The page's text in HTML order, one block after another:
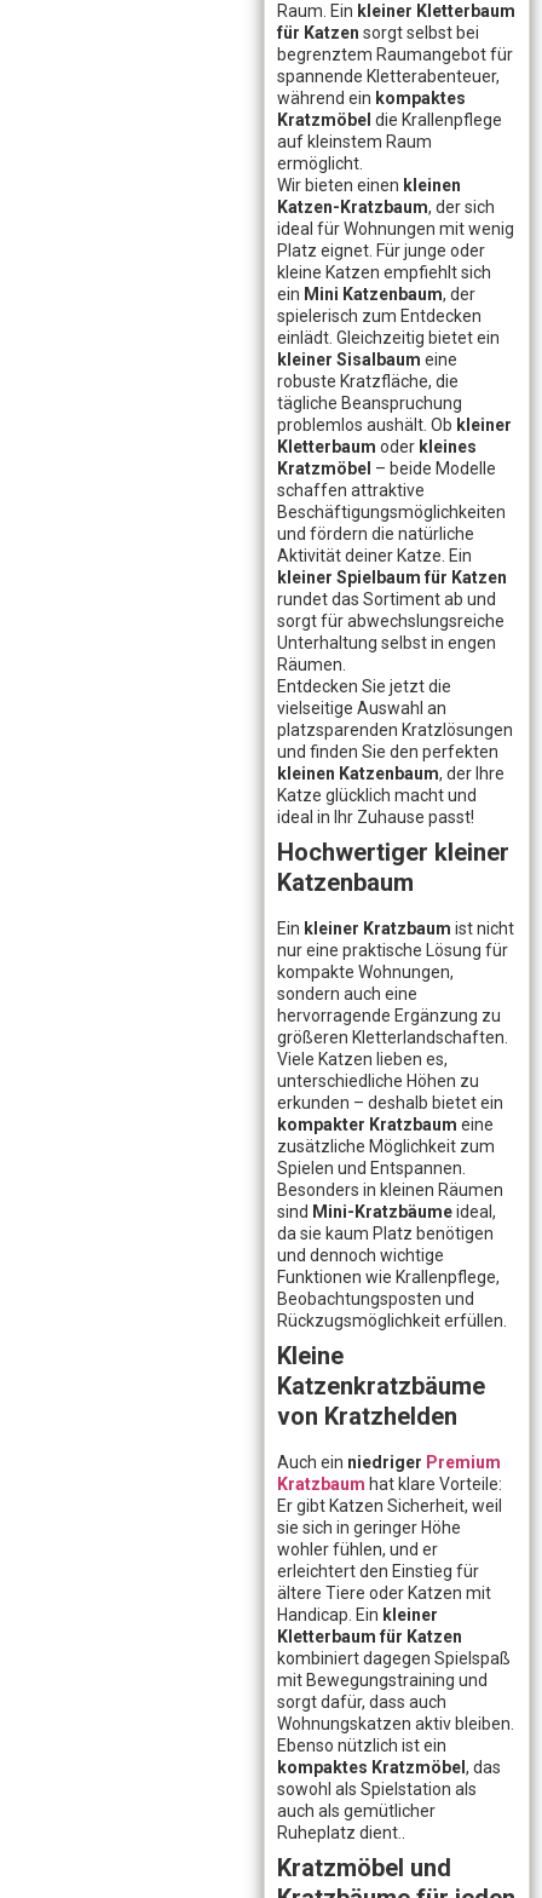
Raum. Ein kleiner Kletterbaum
für Katzen sorgt selbst bei
begrenztem Raumangebot für
spannende Kletterabenteuer,
während ein kompaktes
Kratzmöbel die Krallenpflege
auf kleinstem Raum
ermöglicht.
Wir bieten einen kleinen
Katzen-Kratzbaum, der sich
ideal für Wohnungen mit wenig
Platz eignet. Für junge oder
kleine Katzen empfiehlt sich
ein Mini Katzenbaum, der
spielerisch zum Entdecken
einlädt. Gleichzeitig bietet ein
kleiner Sisalbaum eine
robuste Kratzfläche, die
tägliche Beanspruchung
problemlos aushält. Ob kleiner
Kletterbaum oder kleines
Kratzmöbel – beide Modelle
schaffen attraktive
Beschäftigungsmöglichkeiten
und fördern die natürliche
Aktivität deiner Katze. Ein
kleiner Spielbaum für Katzen
rundet das Sortiment ab und
sorgt für abwechslungsreiche
Unterhaltung selbst in engen
Räumen.
Entdecken Sie jetzt die
vielseitige Auswahl an
platzsparenden Kratzlösungen
und finden Sie den perfekten
kleinen Katzenbaum, der Ihre
Katze glücklich macht und
ideal in Ihr Zuhause passt!
Hochwertiger kleiner
Katzenbaum
Ein kleiner Kratzbaum ist nicht
nur eine praktische Lösung für
kompakte Wohnungen,
sondern auch eine
hervorragende Ergänzung zu
größeren Kletterlandschaften.
Viele Katzen lieben es,
unterschiedliche Höhen zu
erkunden – deshalb bietet ein
kompakter Kratzbaum eine
zusätzliche Möglichkeit zum
Spielen und Entspannen.
Besonders in kleinen Räumen
sind Mini-Kratzbäumeideal,
da sie kaum Platz benötigen
und dennoch wichtige
Funktionen wie Krallenpflege,
Beobachtungsposten und
Rückzugsmöglichkeit erfüllen.
Kleine
Katzenkratzbäume
von Kratzhelden
Auch ein niedriger Premium
Kratzbaum hat klare Vorteile:
Er gibt Katzen Sicherheit, weil
sie sich in geringer Höhe
wohler fühlen, und er
erleichtert den Einstieg für
ältere Tiere oder Katzen mit
Handicap. Ein kleiner
Kletterbaum für Katzen
kombiniert dagegen Spielspaß
mit Bewegungstraining und
sorgt dafür, dass auch
Wohnungskatzen aktiv bleiben.
Ebenso nützlich ist ein
kompaktes Kratzmöbel, das
sowohl als Spielstation als
auch als gemütlicher
Ruheplatz dient..
Kratzmöbel und